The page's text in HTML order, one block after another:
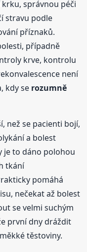
správnou péči
stravu podle
příznaků.
případně
krve, kontrolu
není
kdy se rozumně
než se pacienti bojí,
a bolest
je to dáno polohou
tkání
pomáhá
nečekat až bolest
se velmi suchým
první dny dráždit
těstoviny.